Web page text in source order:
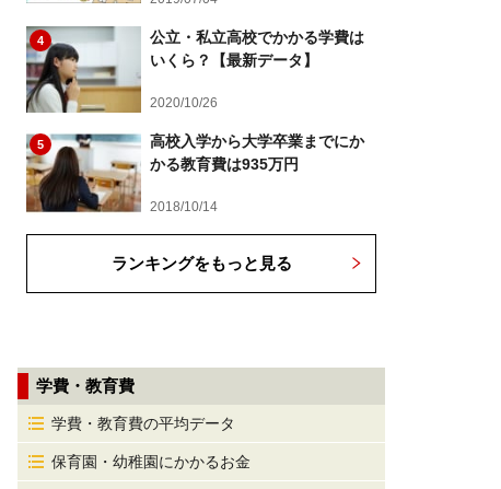
4
公立・私立高校でかかる学費は
いくら？【最新データ】
2020/10/26
5
高校入学から大学卒業までにか
かる教育費は935万円
2018/10/14
ランキングをもっと見る
学費・教育費
学費・教育費の平均データ
保育園・幼稚園にかかるお金